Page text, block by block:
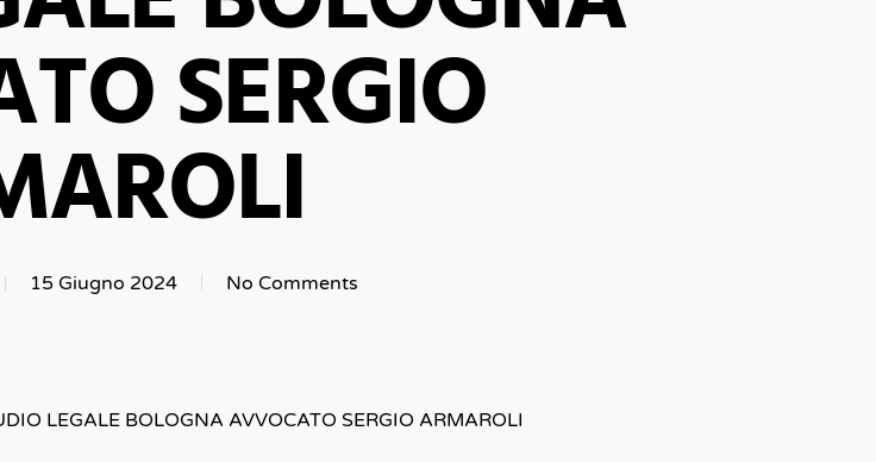
SERGIO
15 Giugno 2024 No Comments
LEGALE BOLOGNA AVVOCATO SERGIO ARMAROLI